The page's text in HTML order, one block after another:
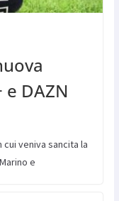
DAZN
veniva sancita la
e